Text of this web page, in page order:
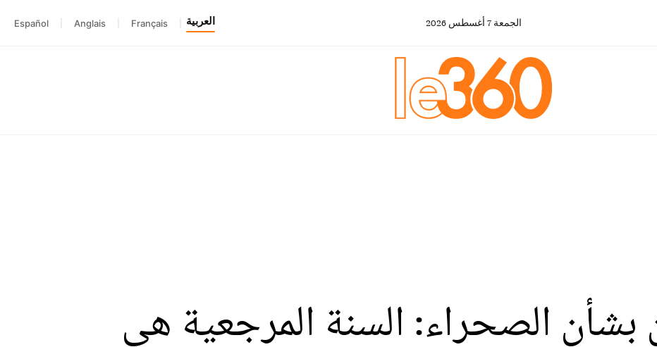
الجمعة 7 أغسطس 2026 العربية Français
Anglais
Español
بشأن الصحراء: السنة المرجعية هي